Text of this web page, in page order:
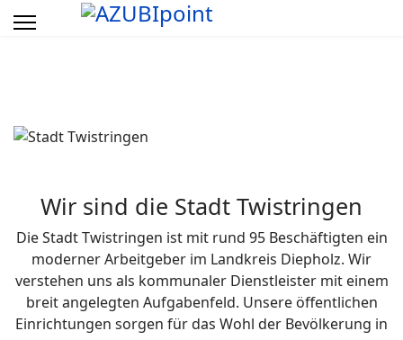
Wir sind die Stadt Twistringen
Die Stadt Twistringen ist mit rund 95 Beschäftigten ein
moderner Arbeitgeber im Landkreis Diepholz. Wir
verstehen uns als kommunaler Dienstleister mit einem
breit angelegten Aufgabenfeld. Unsere öffentlichen
Einrichtungen sorgen für das Wohl der Bevölkerung in